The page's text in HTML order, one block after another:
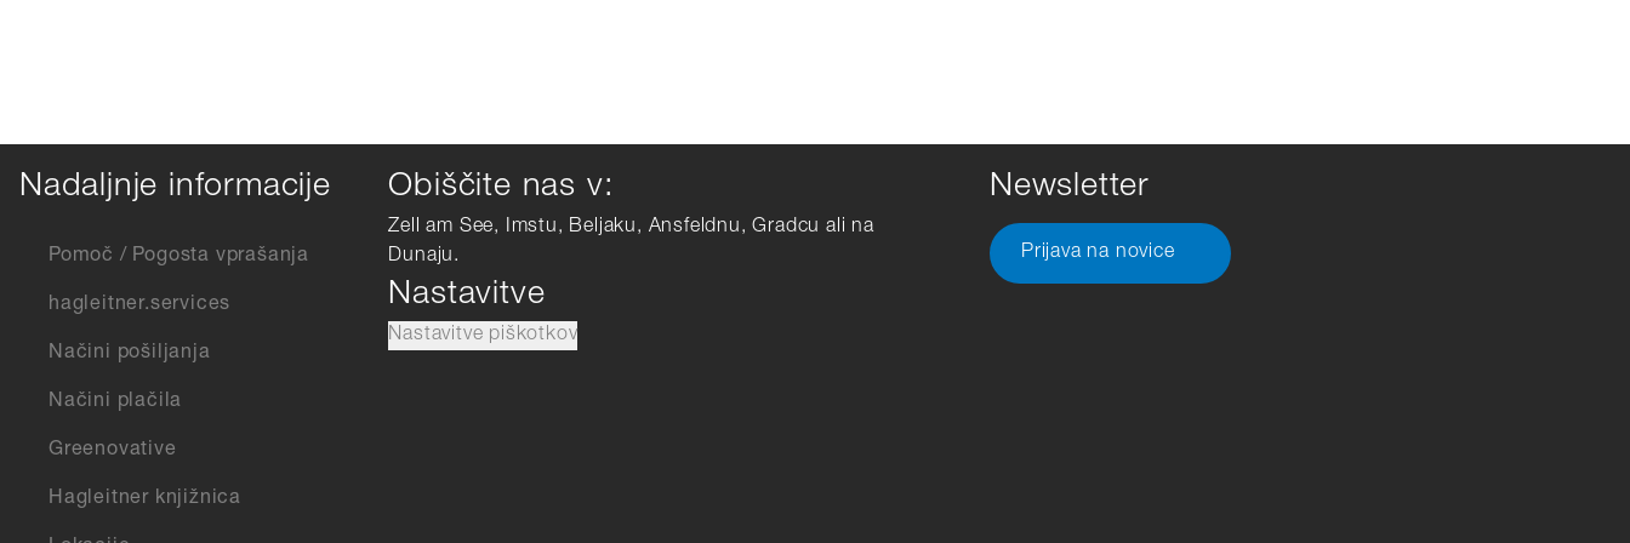
Nadaljnje informacije
Pomoč / Pogosta vprašanja
hagleitner.services
Načini pošiljanja
Načini plačila
Greenovative
Hagleitner knjižnica
Obiščite nas v:
Zell am See, Imstu, Beljaku, Ansfeldnu, Gradcu ali na
Dunaju.
Nastavitve
Nastavitve piškotkov
Newsletter
Prijava na novice